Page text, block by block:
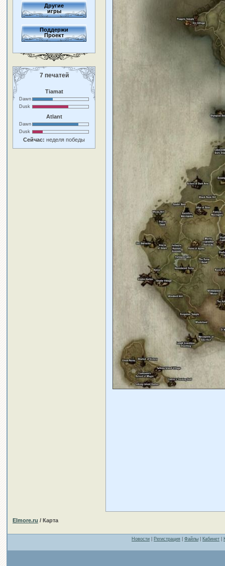
Другие
игры
Поддержи
Проект
7 печатей
Tiamat
Dawn
Dusk
Atlant
Dawn
Dusk
Сейчас: неделя победы
Elmore.ru / Карта
Новости Регистрация Файлы Кабинет